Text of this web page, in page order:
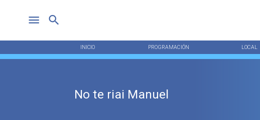
INICIO PROGRAMACIÓN LOCAL
No te riai Manuel